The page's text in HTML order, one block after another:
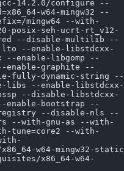
14.2.0/configure --
w64-mingw32 --
mingw64 --with-
posix-seh-ucrt-rt_v12-
--disable-multilib --
--enable-libstdcxx-
--enable-libgomp --
enable-graphite --
fully-dynamic-string --
libs --enable-libstdcxx-
--disable-libstdcxx-
enable-bootstrap --
--disable-nls --
--with-gnu-as --with-
tune=core2 --with-
w64-mingw32-static
x86_64-w64-